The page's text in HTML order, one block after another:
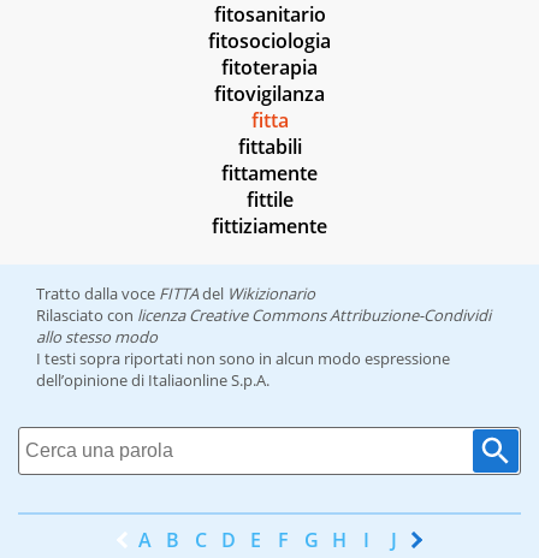
fitosanitario
fitosociologia
fitoterapia
fitovigilanza
fitta
fittabili
fittamente
fittile
fittiziamente
Tratto dalla voce FITTAdel Wikizionario
Rilasciato con licenza Creative Commons Attribuzione-Condividi
allo stesso modo
I testi sopra riportati non sono in alcun modo espressione
dell’opinione di Italiaonline S.p.A.
A B C D E F G H I J K